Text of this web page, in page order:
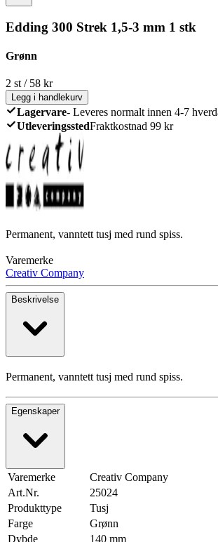
Edding 300 Strek 1,5-3 mm 1 stk
Grønn
2 st / 58 kr
Legg i handlekurv
Lagervare- Leveres normalt innen 4-7
UtleveringsstedFraktkostnad 99 kr
Permanent, vanntett tusj med rund spiss.
Varemerke
Creativ Company
Beskrivelse
Permanent, vanntett tusj med rund spiss.
Egenskaper
Varemerke
Creativ Company
Art.Nr.
25024
Produkttype
Tusj
Farge
Grønn
Dybde
140 mm